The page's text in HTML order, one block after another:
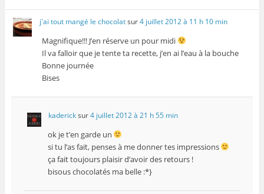
j'ai tout mangé le chocolatsur4 juillet 2012 à 11 h 10 min
Magnifique!!! J’en réserve un pour midi
Il va falloir que je tente ta recette, j’en ai l’eau à la bouche
Bonne journée
Bises
kadericksur4 juillet 2012 à 21 h 55 min
ok je t’en garde un
si tu l’as fait, penses à me donner tes impressions
ça fait toujours plaisir d’avoir des retours !
bisous chocolatés ma belle :*}